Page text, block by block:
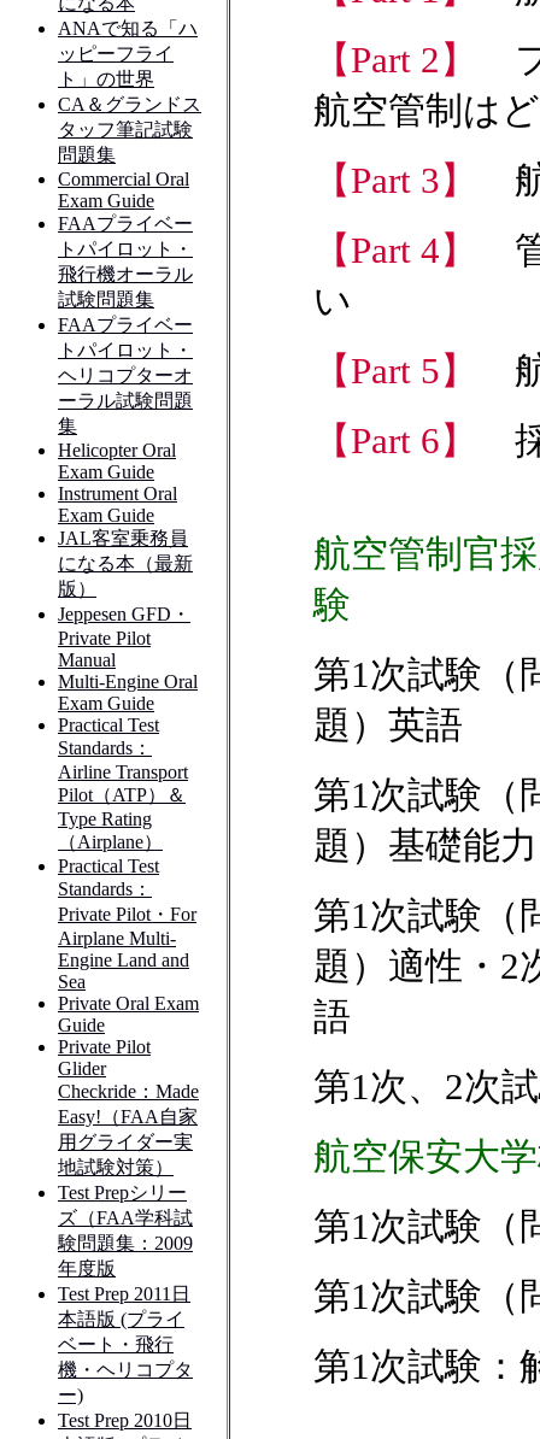
【Part 2】
航空管制は
【Part 3】
【Part 4】
い
【Part 5】
【Part 6】
航空管制官
験
第1次試験（
題）英語
第1次試験（
題）基礎能力
第1次試験（
題）適性・2
語
第1次、2次
航空保安大
第1次試験（
第1次試験（
第1次試験：